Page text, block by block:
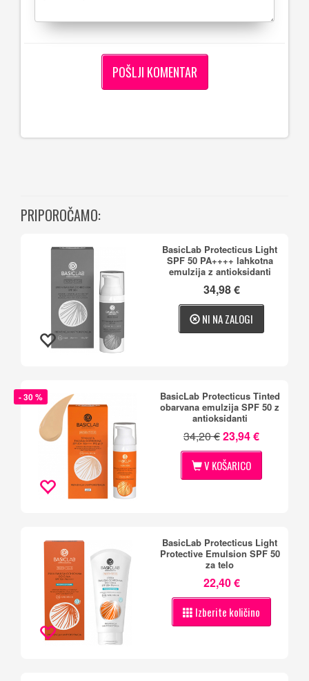
PRIPOROČAMO:
BasicLab Protecticus Light
SPF 50 PA++++ lahkotna
emulzija z antioksidanti
34,98 €
NI NA ZALOGI
BasicLab Protecticus Tinted
obarvana emulzija SPF 50 z
antioksidanti
34,20 €23,94 €
V KOŠARICO
- 30 %
BasicLab Protecticus Light
Protective Emulsion SPF 50
za telo
22,40 €
Izberite količino